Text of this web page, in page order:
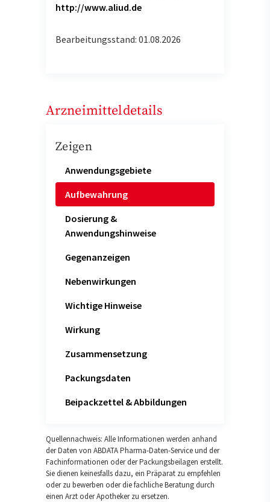
http://www.aliud.de
Bearbeitungsstand: 01.08.2026
Arzneimitteldetails
Zeigen
Anwendungsgebiete
Aufbewahrung
Dosierung &
Anwendungshinweise
Gegenanzeigen
Nebenwirkungen
Wichtige Hinweise
Wirkung
Zusammensetzung
Packungsdaten
Beipackzettel & Abbildungen
Quellennachweis: Alle Informationen werden anhand
der Daten von ABDATA Pharma-Daten-Service und der
Fachinformationen oder der Packungsbeilagen erstellt.
Sie dienen keinesfalls dazu, ein Präparat zu empfehlen
oder zu bewerben oder die fachliche Beratung durch
einen Arzt oder Apotheker zu ersetzen.